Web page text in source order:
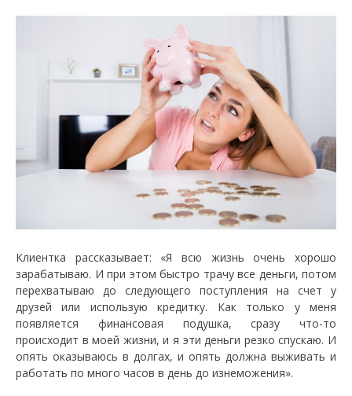
Клиентка рассказывает: «Я всю жизнь очень хорошо
зарабатываю. И при этом быстро трачу все деньги, потом
перехватываю до следующего поступления на счет у
друзей или использую кредитку. Как только у меня
появляется финансовая подушка, сразу что-то
происходит в моей жизни, и я эти деньги резко спускаю. И
опять оказываюсь в долгах, и опять должна выживать и
работать по много часов в день до изнеможения».